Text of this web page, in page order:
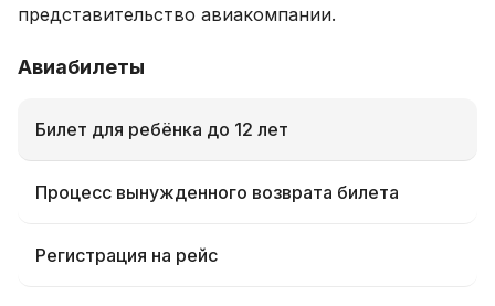
представительство авиакомпании.
Авиабилеты
Билет для ребёнка до 12 лет
Процесс вынужденного возврата билета
Регистрация на рейс